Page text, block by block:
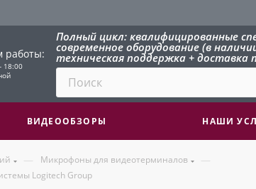
работы:
18:00
Полный цикл: квалифицированные
современное оборудование (в
техническая поддержка + доставка
ВИДЕООБЗОРЫ НАШИ
— Микрофоны для видеотерминалов —
Logitech Group